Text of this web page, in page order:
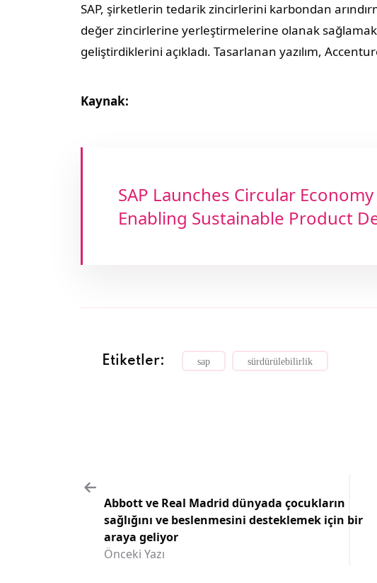
SAP, şirketlerin tedarik zincirlerini karbondan
değer zincirlerine yerleştirmelerine olanak
geliştirdiklerini açıkladı. Tasarlanan yazılım,
Kaynak:
SAP Launches Circular
Enabling Sustainable Product
Etiketler: sap sürdürülebilirlik
Abbott ve Real Madrid dünyada çocukların
sağlığını ve beslenmesini desteklemek için bir
araya geliyor
Önceki Yazı